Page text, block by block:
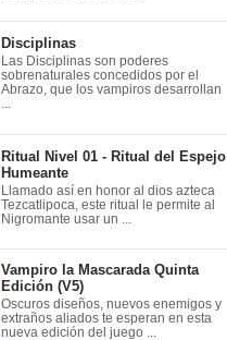
Disciplinas
Las Disciplinas son poderes
sobrenaturales concedidos por el
Abrazo, que los vampiros desarrollan
Ritual Nivel 01 - Ritual del Espejo
Humeante
Llamado así en honor al dios azteca
Tezcatlipoca, este ritual le permite al
Nigromante usar un ...
Vampiro la Mascarada Quinta
Edición (V5)
Oscuros diseños, nuevos enemigos y
extraños aliados te esperan en esta
nueva edición del juego ...